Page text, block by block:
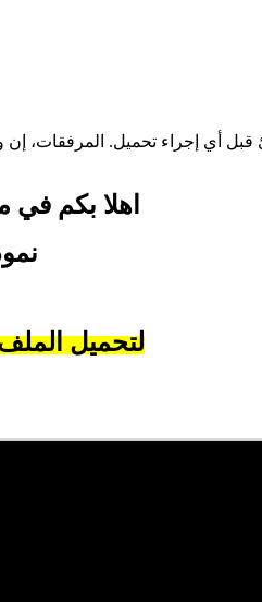
أي إجراء تحميل. المرفقات،
اهلا بكم في
لتحميل